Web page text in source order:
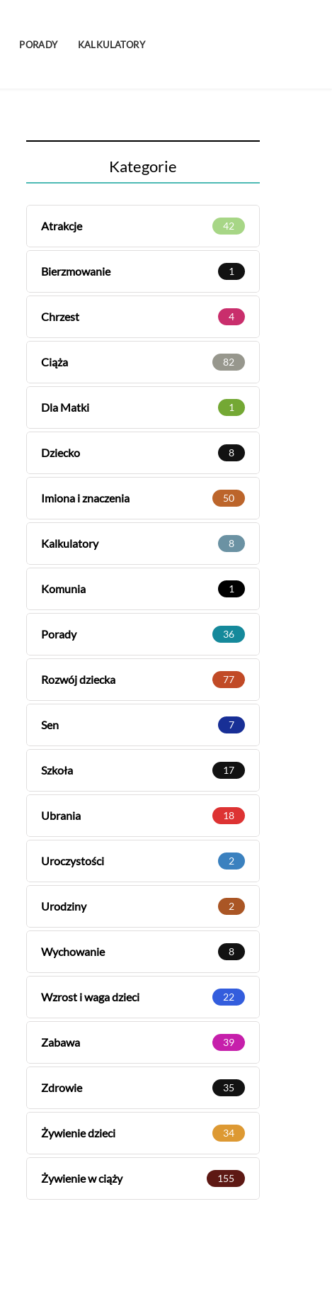
PORADY KALKULATORY
Kategorie
Atrakcje 42
Bierzmowanie 1
Chrzest 4
Ciąża 82
Dla Matki 1
Dziecko 8
Imiona i znaczenia 50
Kalkulatory 8
Komunia 1
Porady 36
Rozwój dziecka 77
Sen 7
Szkoła 17
Ubrania 18
Uroczystości 2
Urodziny 2
Wychowanie 8
Wzrost i waga dzieci 22
Zabawa 39
Zdrowie 35
Żywienie dzieci 34
Żywienie w ciąży 155